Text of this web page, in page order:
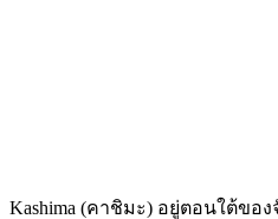
Kashima (คาชิมะ) อยู่ตอนใต้ขอ